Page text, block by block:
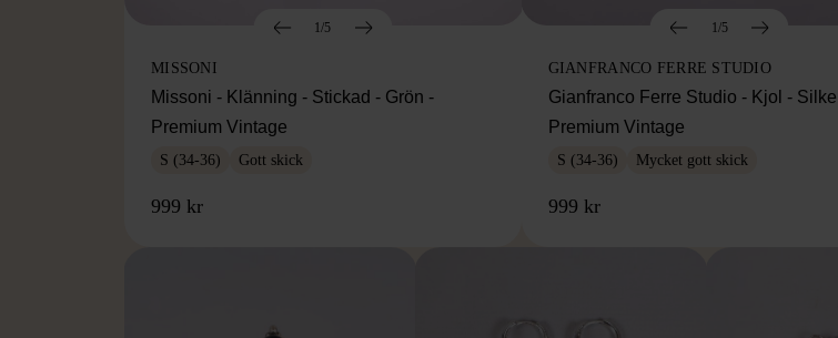
1/5
MISSONI
Missoni - Klänning - Stickad - Grön -
Premium Vintage
S (34-36) Gott skick
999 kr
1/5
GIANFRANCO FERRE STUDIO
Gianfranco Ferre Studio - Kjol -
Premium Vintage
S (34-36) Mycket gott skick
999 kr